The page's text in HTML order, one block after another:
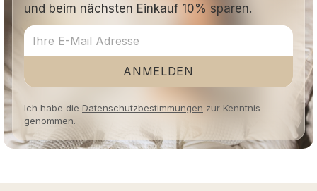
und beim nächsten Einkauf 10% sparen.
ANMELDEN
Ich habe die Datenschutzbestimmungen zur Kenntnis
genommen.